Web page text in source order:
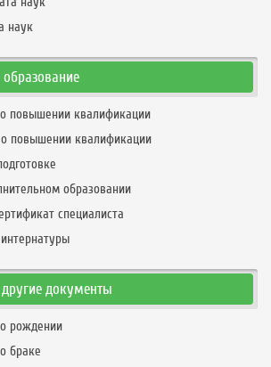
наук
повышении квалификации
повышении квалификации
образовании
специалиста
другие документы
рождении
браке